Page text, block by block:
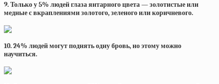
9. Только у 5% людей глаза янтарного цвета — золотистые или
медные с вкраплениями золотого, зеленого или коричневого.
10. 24% людей могут поднять одну бровь, но этому можно
научиться.